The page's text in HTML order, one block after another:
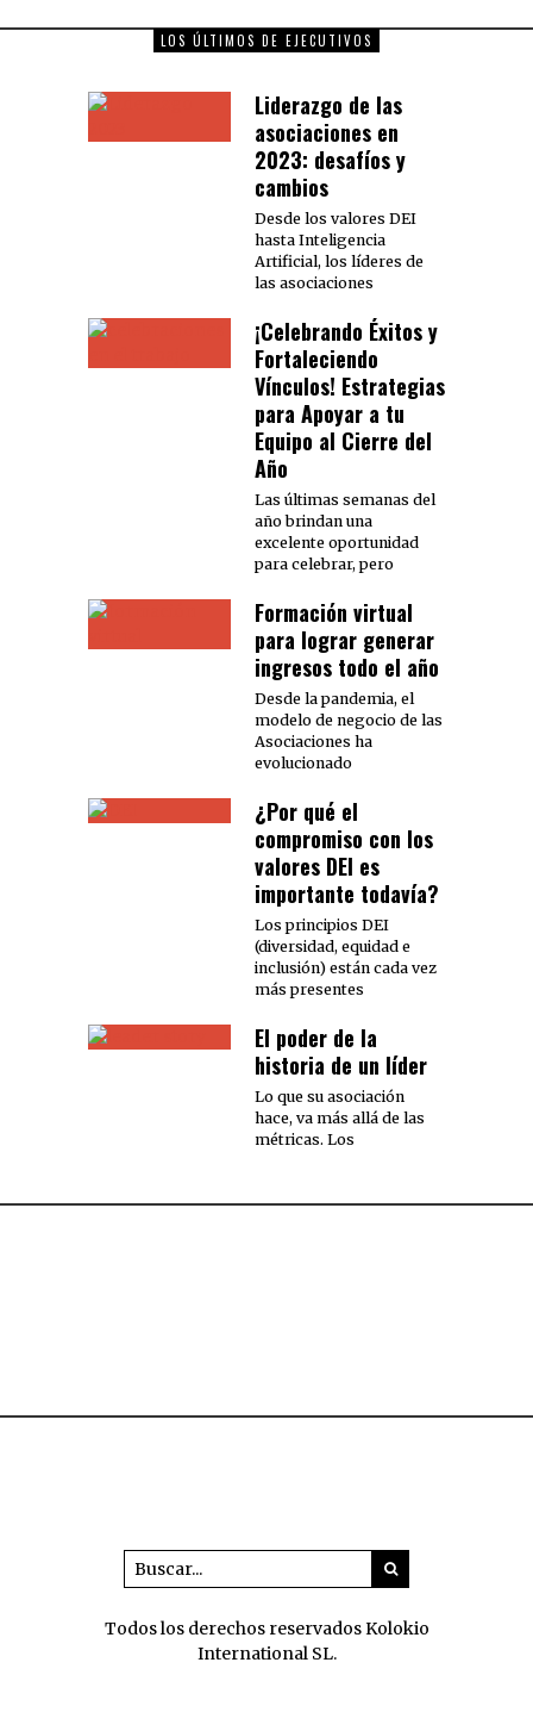
LOS ÚLTIMOS DE EJECUTIVOS
Liderazgo de las
asociaciones en
2023: desafíos y
cambios
Desde los valores DEI
hasta Inteligencia
Artificial, los líderes de
las asociaciones
¡Celebrando Éxitos y
Fortaleciendo
Vínculos! Estrategias
para Apoyar a tu
Equipo al Cierre del
Año
Las últimas semanas del
año brindan una
excelente oportunidad
para celebrar, pero
Formación virtual
para lograr generar
ingresos todo el año
Desde la pandemia, el
modelo de negocio de las
Asociaciones ha
evolucionado
¿Por qué el
compromiso con los
valores DEI es
importante todavía?
Los principios DEI
(diversidad, equidad e
inclusión) están cada vez
más presentes
El poder de la
historia de un líder
Lo que su asociación
hace, va más allá de las
métricas. Los
Todos los derechos reservados Kolokio
International SL.